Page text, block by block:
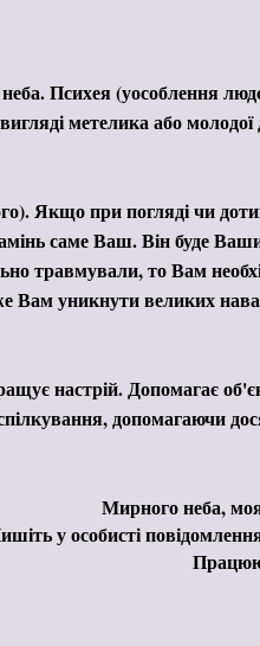
Психея (уособлення
метелика або молодої
Якщо при погляді чи
саме Ваш. Він буде
травмували, то Вам
Вам уникнути великих
настрій. Допомагає
допомагаючи
Мирного неба,
у особисті